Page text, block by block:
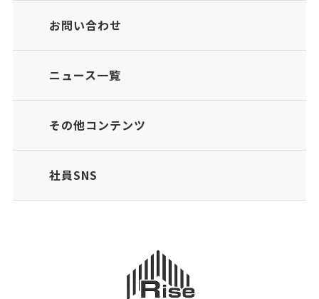
お問い合わせ
ニュース一覧
その他コンテンツ
社員SNS